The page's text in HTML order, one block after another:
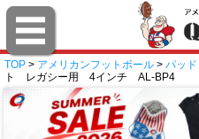
TOP > アメリカンフットボール > パッド
ト レガシー用 4インチ AL-BP4